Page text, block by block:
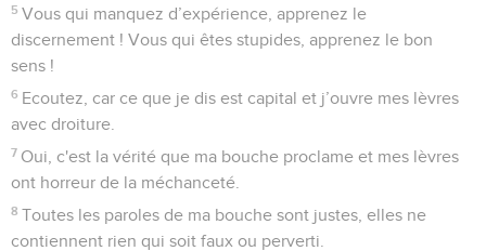
5 Vous qui manquez d’expérience, apprenez le
discernement ! Vous qui êtes stupides, apprenez le bon
sens !
6 Ecoutez, car ce que je dis est capital et j’ouvre mes lèvres
avec droiture.
7 Oui, c'est la vérité que ma bouche proclame et mes lèvres
ont horreur de la méchanceté.
8 Toutes les paroles de ma bouche sont justes, elles ne
contiennent rien qui soit faux ou perverti.